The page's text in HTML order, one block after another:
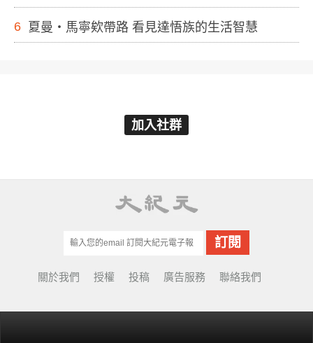
6 夏曼・馬寧欸帶路 看見達悟族的生活智慧
加入社群
關於我們 授權 投稿 廣告服務 聯絡我們